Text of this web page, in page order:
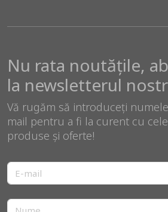
Nu rata noutățile,
la newsletterul
Vă rugăm să introduceți
mail pentru a fi la curent cu
produse și oferte!